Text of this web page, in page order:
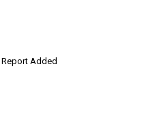
Added